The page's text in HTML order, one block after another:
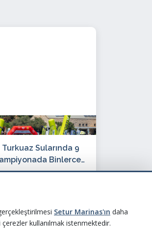
Turkuaz Sularında 9
Binlerce
Tek Bir Heyecan!
Setur Marinas'ın daha
kullanılmak istenmektedir.